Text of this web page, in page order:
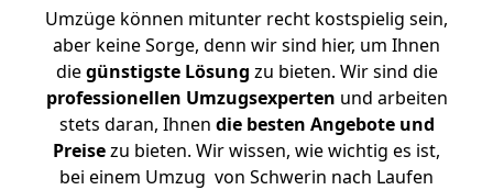
Umzüge können mitunter recht kostspielig sein,
aber keine Sorge, denn wir sind hier, um Ihnen
diegünstigste Lösung zu bieten. Wir sind die
professionellen Umzugsexperten und arbeiten
stets daran, Ihnen die besten Angebote und
Preisezu bieten. Wir wissen, wie wichtig es ist,
bei einem Umzug von Schwerin nach Laufen